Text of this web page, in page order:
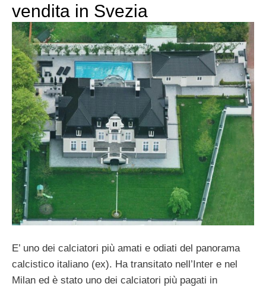
vendita in Svezia
E’ uno dei calciatori più amati e odiati del panorama
calcistico italiano (ex). Ha transitato nell’Inter e nel
Milan ed è stato uno dei calciatori più pagati in